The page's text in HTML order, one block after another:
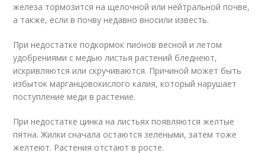
железа тормозится на щелочной или нейтральной почве,
а также, если в почву недавно вносили известь.
При недостатке подкормок пионов весной и летом
удобрениями с медью листья растений бледнеют,
искривляются или скручиваются. Причиной может быть
избыток марганцовокислого калия, который нарушает
поступление меди в растение.
При недостатке цинка на листьях появляются желтые
пятна. Жилки сначала остаются зелеными, затем тоже
желтеют. Растения отстают в росте.